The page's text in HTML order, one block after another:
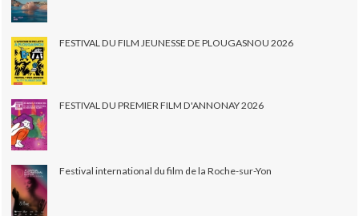
FESTIVAL DU FILM JEUNESSE DE PLOUGASNOU 2026
FESTIVAL DU PREMIER FILM D'ANNONAY 2026
Festival international du film de la Roche-sur-Yon